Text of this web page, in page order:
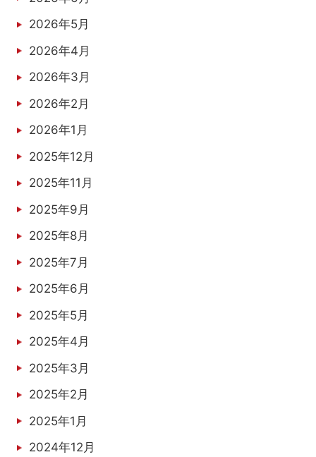
2026年5月
2026年4月
2026年3月
2026年2月
2026年1月
2025年12月
2025年11月
2025年9月
2025年8月
2025年7月
2025年6月
2025年5月
2025年4月
2025年3月
2025年2月
2025年1月
2024年12月